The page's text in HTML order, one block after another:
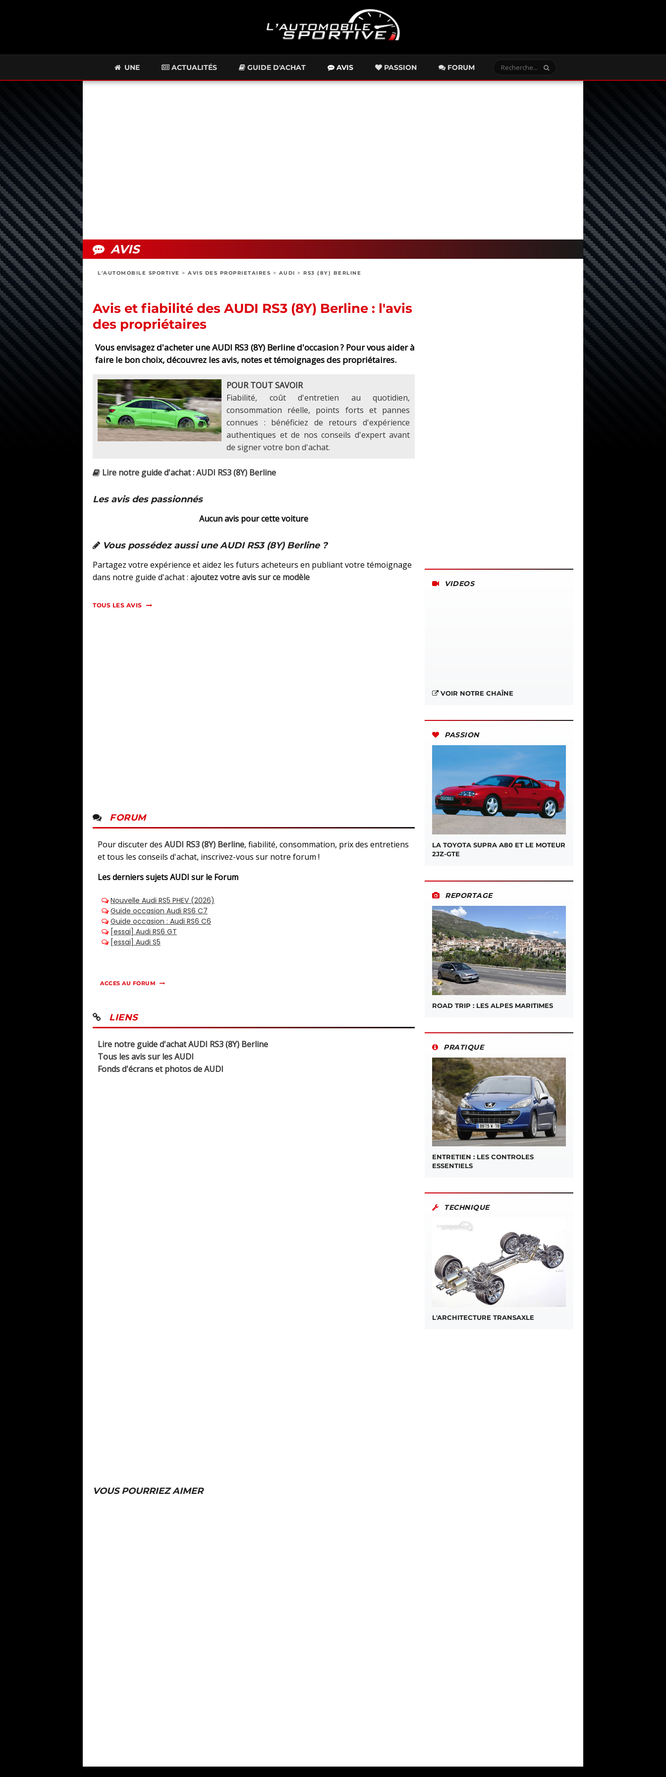
UNE ACTUALITÉS GUIDE D'ACHAT AVIS PASSION FORUM
AVIS
L'AUTOMOBILE SPORTIVE > AVIS DES PROPRIETAIRES > AUDI > RS3 (8Y) BERLINE
Avis et fiabilité des AUDI RS3 (8Y) Berline : l'avis
des propriétaires
Vous envisagez d'acheter une AUDI RS3 (8Y) Berline d'occasion ? Pour vous aider à
faire le bon choix, découvrez les avis, notes et témoignages des propriétaires.
POUR TOUT SAVOIR
Fiabilité, coût d'entretien au quotidien,
consommation réelle, points forts et pannes
connues : bénéficiez de retours d'expérience
authentiques et de nos conseils d'expert avant
de signer votre bon d'achat.
Lire notre guide d'achat : AUDI RS3 (8Y) Berline
Les avis des passionnés
Aucun avis pour cette voiture
Vous possédez aussi une AUDI RS3 (8Y) Berline ?
Partagez votre expérience et aidez les futurs acheteurs en publiant votre témoignage
dans notre guide d'achat : ajoutez votre avis sur ce modèle
TOUS LES AVIS
FORUM
Pour discuter des AUDI RS3 (8Y) Berline, fiabilité, consommation, prix des entretiens
et tous les conseils d'achat, inscrivez-vous sur notre forum !
Les derniers sujetsAUDI sur le Forum
ACCES AU FORUM
LIENS
Lire notre guide d'achat AUDI RS3 (8Y) Berline
Tous les avis sur les AUDI
Fonds d'écrans et photos de AUDI
VIDEOS
VOIR NOTRE CHAÎNE
PASSION
LA TOYOTA SUPRA A80 ET LE MOTEUR
2JZ-GTE
REPORTAGE
ROAD TRIP : LES ALPES MARITIMES
PRATIQUE
ENTRETIEN : LES CONTROLES
ESSENTIELS
TECHNIQUE
L'ARCHITECTURE TRANSAXLE
VOUS POURRIEZ AIMER